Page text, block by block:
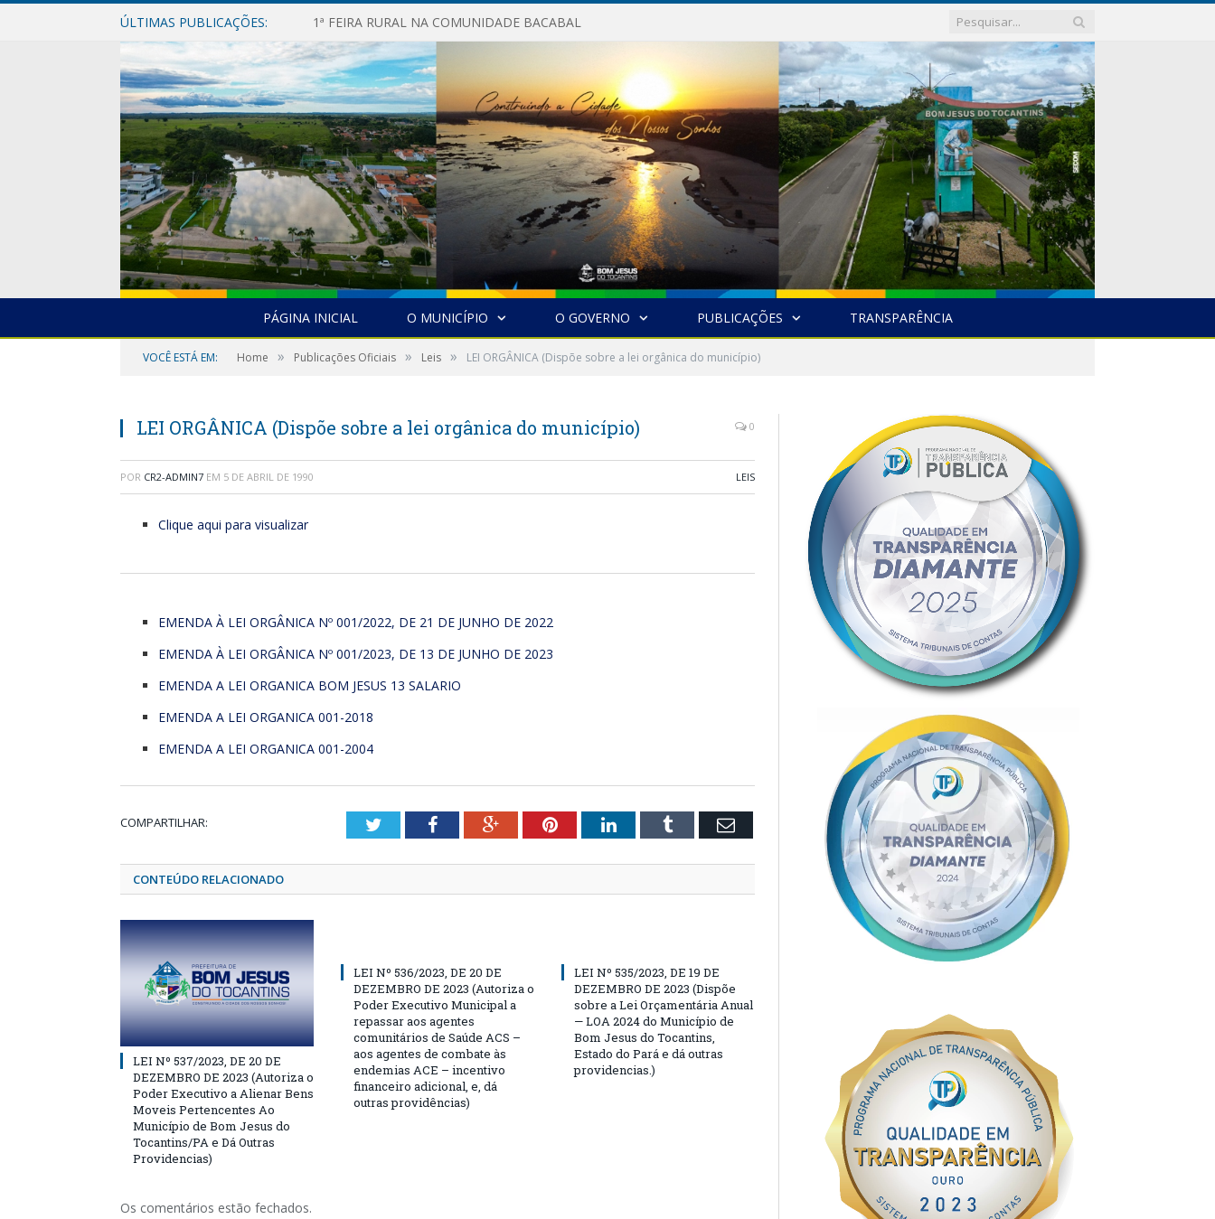
ÚLTIMAS PUBLICAÇÕES: 1ª FEIRA RURAL NA COMUNIDADE BACABAL
PÁGINA INICIAL O MUNICÍPIO O GOVERNO PUBLICAÇÕES TRANSPARÊNCIA
VOCÊ ESTÁ EM: Home » Publicações Oficiais » Leis » LEI ORGÂNICA (Dispõe sobre a lei orgânica do município)
LEI ORGÂNICA (Dispõe sobre a lei orgânica do município) 0
POR CR2-ADMIN7 EM 5 DE ABRIL DE 1990 LEIS
Clique aqui para visualizar
EMENDA À LEI ORGÂNICA Nº 001/2022, DE 21 DE JUNHO DE 2022
EMENDA À LEI ORGÂNICA Nº 001/2023, DE 13 DE JUNHO DE 2023
EMENDA A LEI ORGANICA BOM JESUS 13 SALARIO
EMENDA A LEI ORGANICA 001-2018
EMENDA A LEI ORGANICA 001-2004
COMPARTILHAR: TwitterFacebookGoogle+PinterestLinkedInTumblr Email
CONTEÚDO RELACIONADO
LEI Nº 537/2023, DE 20 DE
DEZEMBRO DE 2023 (Autoriza o
Poder Executivo a Alienar Bens
Moveis Pertencentes Ao
Município de Bom Jesus do
Tocantins/PA e Dá Outras
Providencias)
LEI Nº 536/2023, DE 20 DE
DEZEMBRO DE 2023 (Autoriza o
Poder Executivo Municipal a
repassar aos agentes
comunitários de Saúde ACS –
aos agentes de combate às
endemias ACE – incentivo
financeiro adicional, e, dá
outras providências)
LEI Nº 535/2023, DE 19 DE
DEZEMBRO DE 2023 (Dispõe
sobre a Lei Orçamentária Anual
— LOA 2024 do Município de
Bom Jesus do Tocantins,
Estado do Pará e dá outras
providencias.)
Os comentários estão fechados.